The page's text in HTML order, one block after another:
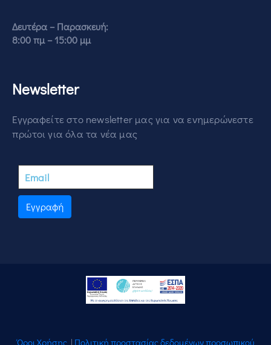
Δευτέρα – Παρασκευή:
8:00 πμ – 15:00 μμ
Newsletter
Εγγραφείτε στο newsletter μας για να ενημερώνεστε
πρώτοι για όλα τα νέα μας
Εγγραφή
Όροι Χρήσης | Πολιτική προστασίας δεδομένων προσωπικού